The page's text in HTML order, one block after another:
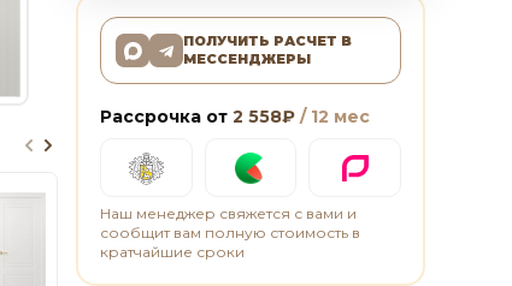
ПОЛУЧИТЬ РАСЧЕТ В
МЕССЕНДЖЕРЫ
Рассрочка от 2 558₽ / 12 мес
Наш менеджер свяжется с вами и
сообщит вам полную стоимость в
кратчайшие сроки